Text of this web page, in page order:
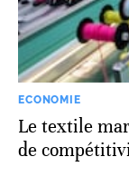
ECONOMIE
Le textile
de